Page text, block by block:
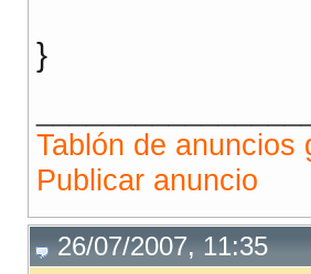
}
Tablón de anuncios
Publicar anuncio
26/07/2007, 11:35